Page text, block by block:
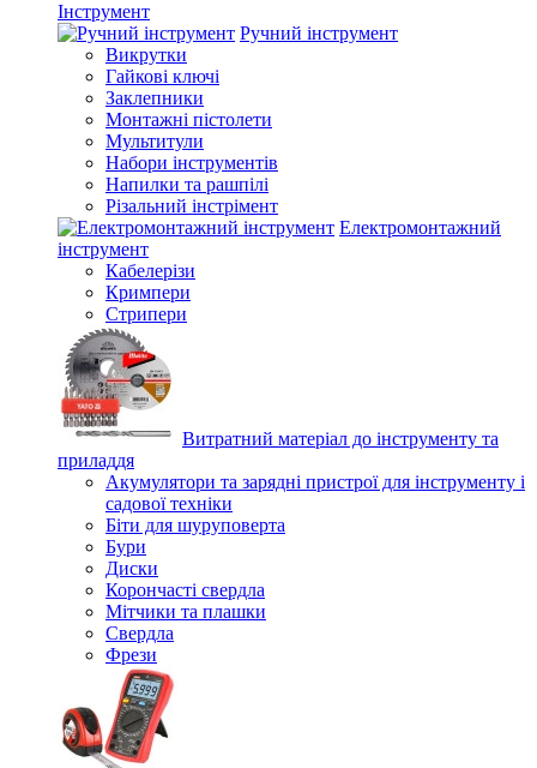
Інструмент
Ручний інструмент
Викрутки
Гайкові ключі
Заклепники
Монтажні пістолети
Мультитули
Набори інструментів
Напилки та рашпілі
Різальний інстрімент
Електромонтажний
інструмент
Кабелерізи
Кримпери
Стрипери
Витратний матеріал до інструменту та
приладдя
Акумулятори та зарядні пристрої для інструменту і
садової техніки
Біти для шуруповерта
Бури
Диски
Корончасті свердла
Мітчики та плашки
Свердла
Фрези